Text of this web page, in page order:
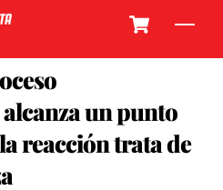
un punto
reacción trata de